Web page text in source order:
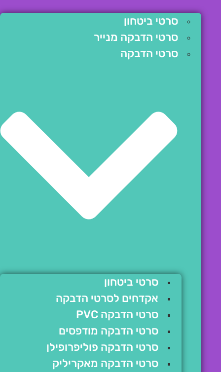
סרטי ביטחון
סרטי הדבקה מנייר
סרטי הדבקה
סרטי ביטחון
אקדחים לסרטי הדבקה
סרטי הדבקה PVC
סרטי הדבקה מודפסים
סרטי הדבקה פוליפרופילן
סרטי הדבקה מאקריליק